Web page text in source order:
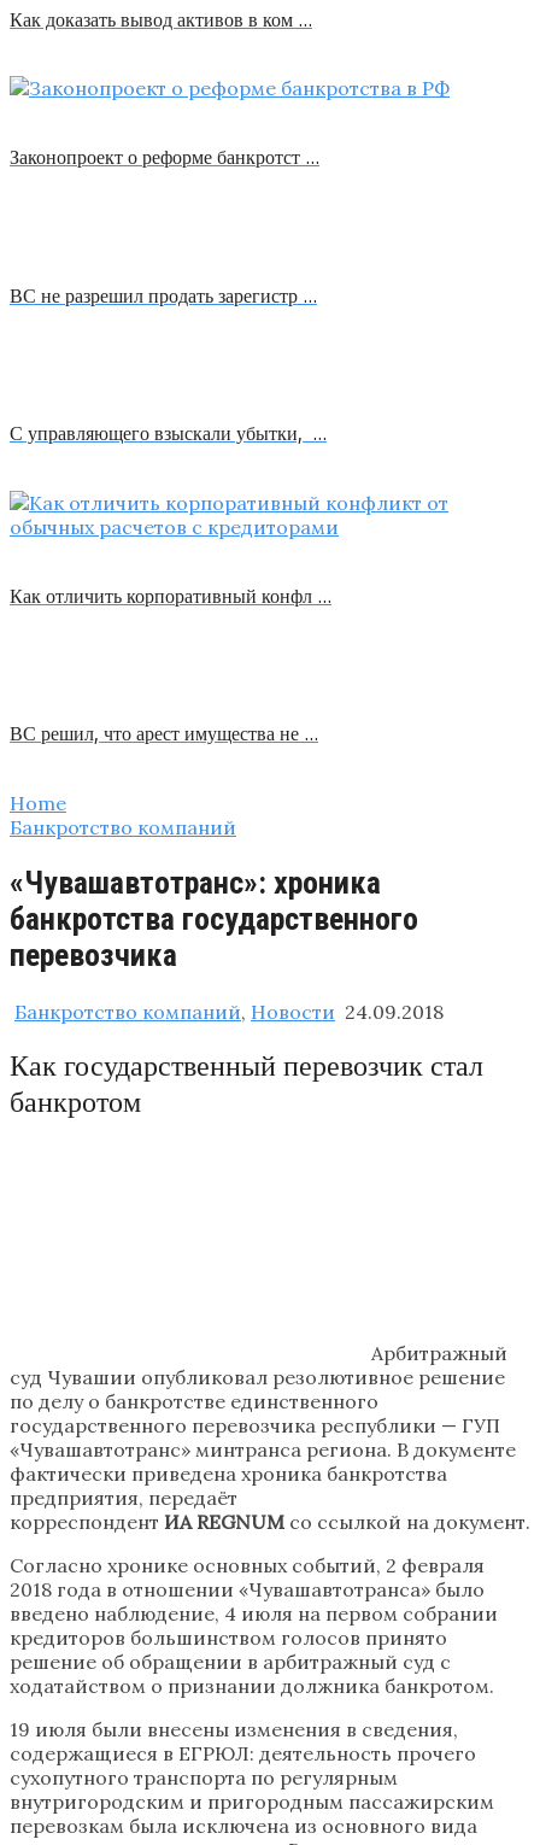
Как доказать вывод активов в ком …
Законопроект о реформе банкротст …
ВС не разрешил продать зарегистр …
С управляющего взыскали убытки, …
Как отличить корпоративный конфл …
ВС решил, что арест имущества не …
Home
Банкротство компаний
«Чувашавтотранс»: хроника
банкротства государственного
перевозчика
Банкротство компаний, Новости 24.09.2018
Как государственный перевозчик стал
банкротом
Арбитражный
суд Чувашии опубликовал резолютивное решение
по делу о банкротстве единственного
государственного перевозчика республики — ГУП
«Чувашавтотранс» минтранса региона. В документе
фактически приведена хроника банкротства
предприятия, передаёт
корреспондент ИА REGNUM со ссылкой на документ.
Согласно хронике основных событий, 2 февраля
2018 года в отношении «Чувашавтотранса» было
введено наблюдение, 4 июля на первом собрании
кредиторов большинством голосов принято
решение об обращении в арбитражный суд с
ходатайством о признании должника банкротом.
19 июля были внесены изменения в сведения,
содержащиеся в ЕГРЮЛ: деятельность прочего
сухопутного транспорта по регулярным
внутригородским и пригородным пассажирским
перевозкам была исключена из основного вида